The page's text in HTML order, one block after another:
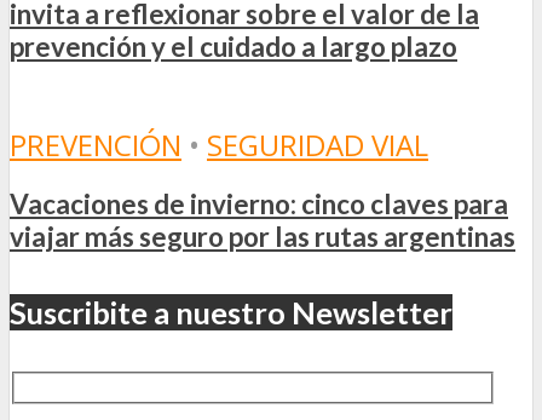
invita a reflexionar sobre el valor de la
prevención y el cuidado a largo plazo
PREVENCIÓN • SEGURIDAD VIAL
Vacaciones de invierno: cinco claves para
viajar más seguro por las rutas argentinas
Suscribite a nuestro Newsletter